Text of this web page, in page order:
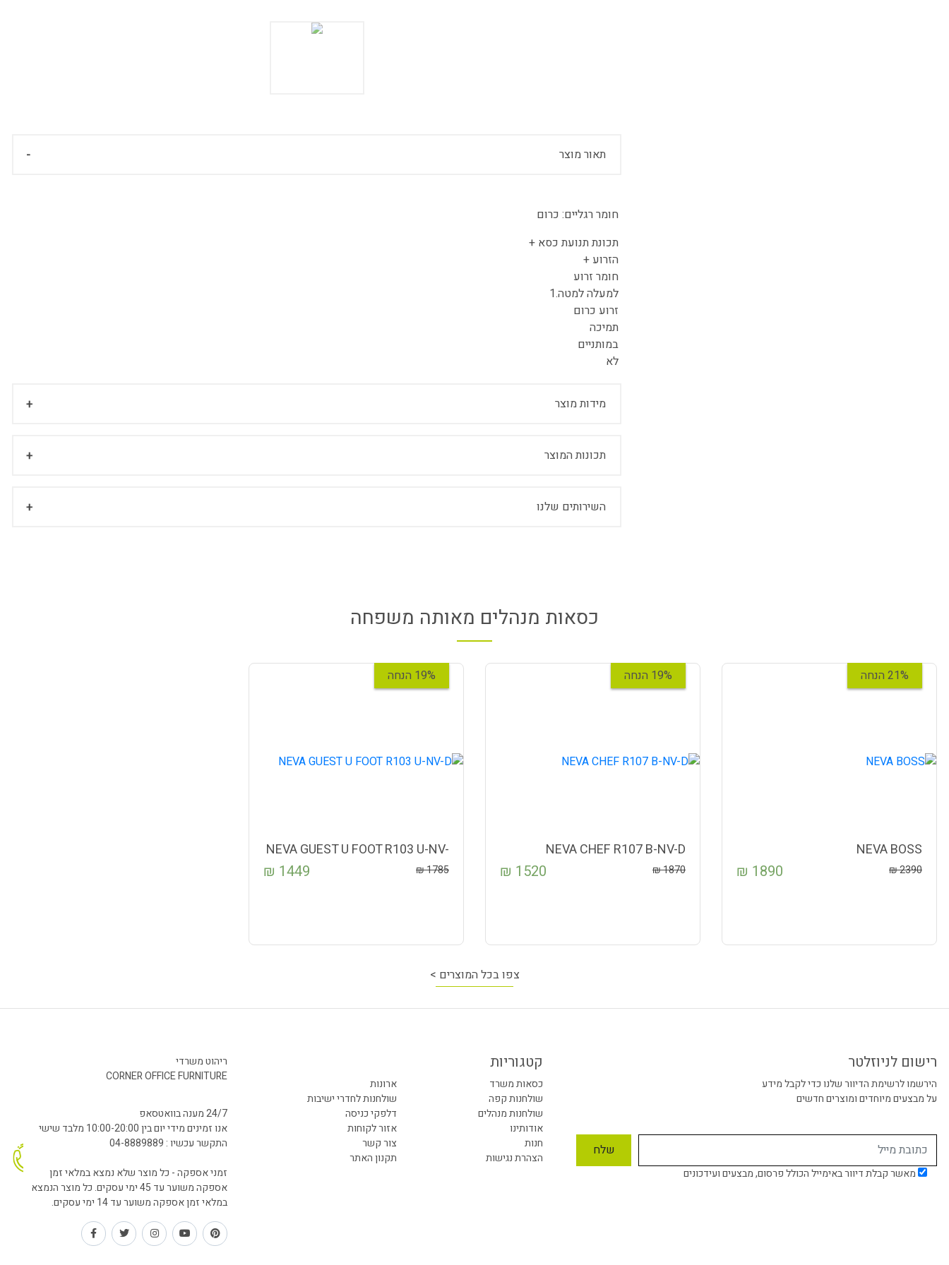
תאור מוצר
חומר רגליים: כרום
תכונת תנועת כסא +
הזרוע +
חומר זרוע
למעלה למטה.1
זרוע כרום
תמיכה
במותניים
לא
מידות מוצר
תכונות המוצר
השירותים שלנו
כסאות מנהלים מאותה משפחה
21% הנחה
NEVA BOSS
2390
₪
1890
₪
19% הנחה
NEVA CHEF R107 B-NV-D
1870
₪
1520
₪
19% הנחה
NEVA GUEST U FOOT R103 U-NV-
D
1785
₪
1449
₪
צפו בכל המוצרים >
רישום לניוזלטר
הירשמו לרשימת הדיוור שלנו כדי לקבל מידע
על מבצעים מיוחדים ומוצרים חדשים
מאשר קבלת דיוור באימייל הכולל פרסום, מבצעים ועידכונים
קטגוריות
כסאות משרד
ארונות
שולחנות קפה
שולחנות לחדרי ישיבות
שולחנות מנהלים
דלפקי כניסה
אודותינו
אזור לקוחות
חנות
צור קשר
הצהרת נגישות
תקנון האתר
ריהוט משרדי
CORNER OFFICE FURNITURE
24/7 מענה בוואטסאפ
אנו זמינים מידי יום בין 10:00-20:00 מלבד שישי
התקשר עכשיו : 04-8889889
זמני אספקה - כל מוצר שלא נמצא במלאי זמן
אספקה משוער עד 45 ימי עסקים. כל מוצר הנמצא
במלאי זמן אספקה משוער עד 14 ימי עסקים.